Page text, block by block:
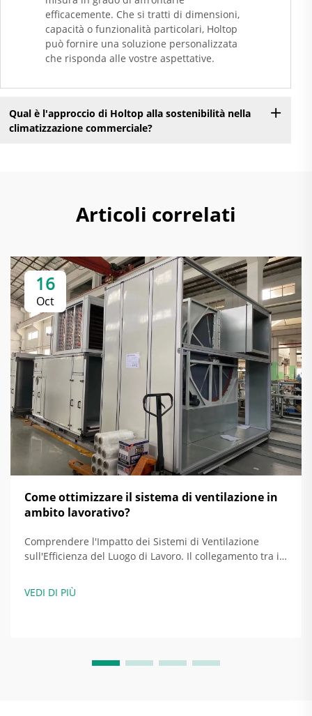
efficacemente. Che si tratti di dimensioni,
capacità o funzionalità particolari, Holtop
può fornire una soluzione personalizzata
che risponda alle vostre aspettative.
Qual è l'approccio di Holtop alla sostenibilità nella
climatizzazione commerciale?
Articoli correlati
16
Oct
Come ottimizzare il sistema di ventilazione in
ambito lavorativo?
Comprendere l'Impatto dei Sistemi di Ventilazione
sull'Efficienza del Luogo di Lavoro. Il collegamento tra il
energetica. Quando i sistemi di ventilazione sono
configurati correttamente, in realtà risparmiano energia
VEDI DI PIÙ